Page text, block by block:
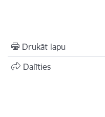
Drukāt lapu
Dalīties